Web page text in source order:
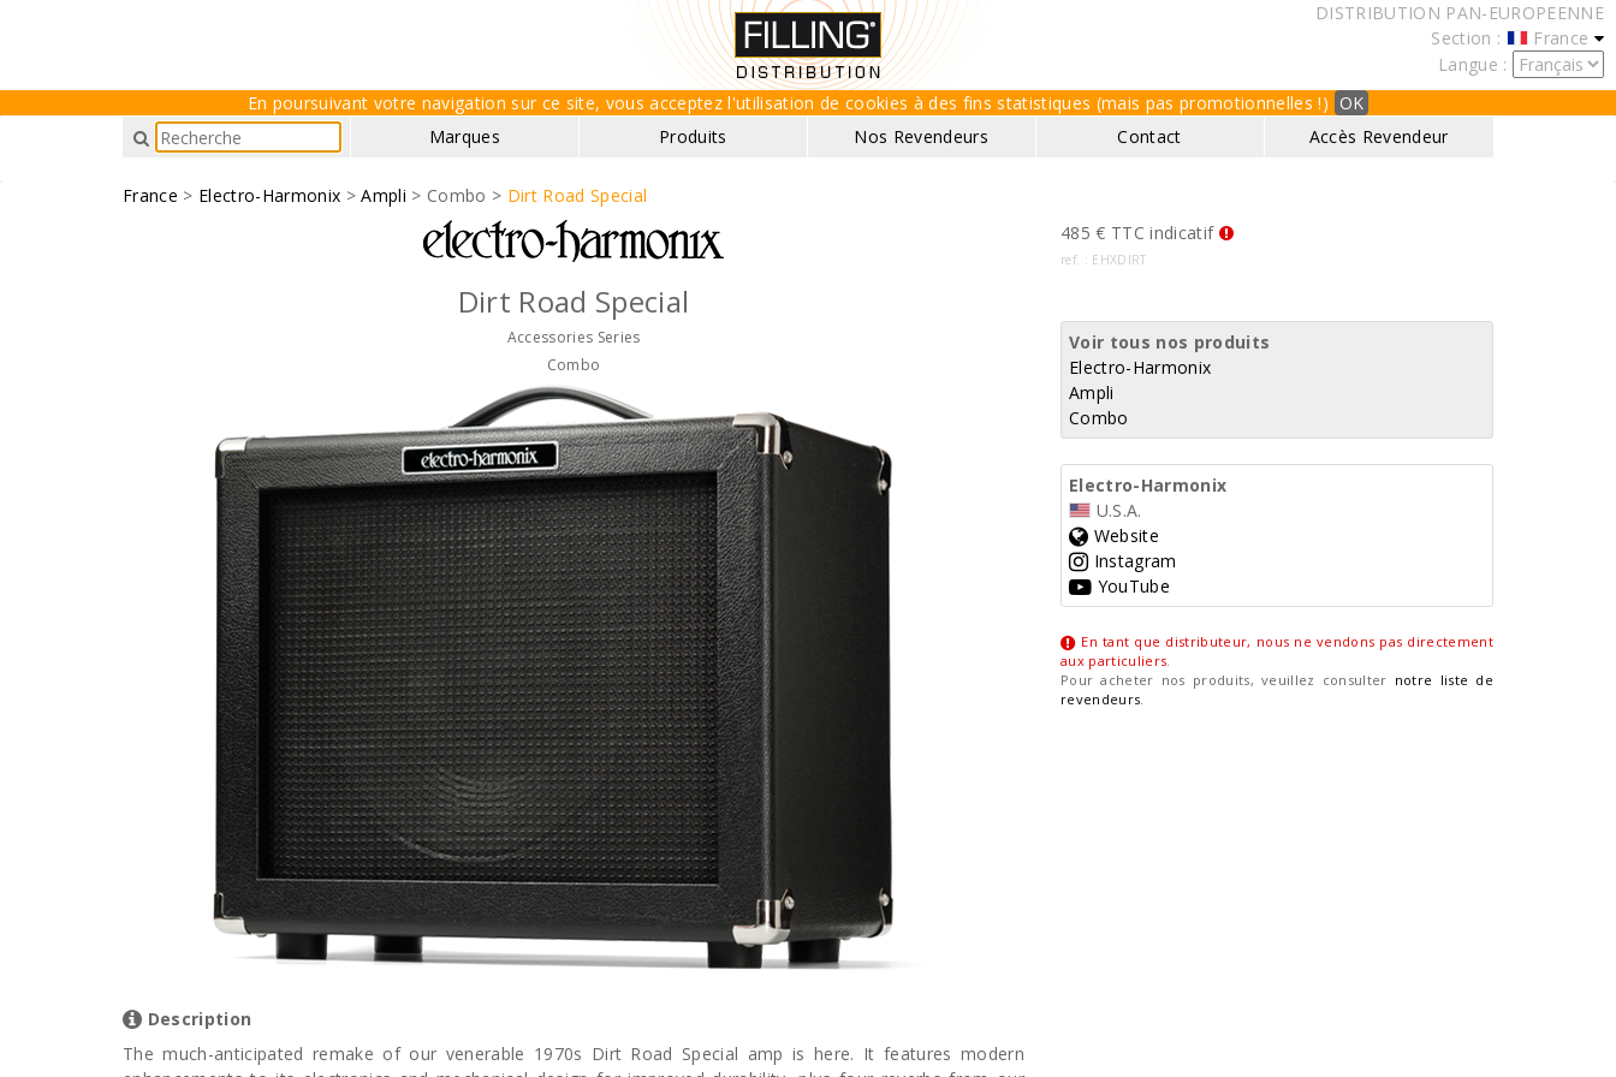
DISTRIBUTION PAN-EUROPEENNE
Section :
France
Langue :
En poursuivant votre navigation sur ce site, vous acceptez l'utilisation de cookies à des fins statistiques (mais pas promotionnelles !) OK
Marques
Produits Nos Revendeurs Contact Accès Revendeur
France > Electro-Harmonix >Ampli > Combo > Dirt Road Special
Dirt Road Special
Accessories Series
Combo
Description
The much-anticipated remake of our venerable 1970s Dirt Road Special amp is here. It features modern
485 € TTC indicatif
ref. : EHXDIRT
Voir tous nos produits
Electro-Harmonix
Ampli
Combo
Electro-Harmonix
U.S.A.
Website
Instagram
YouTube
En tant que distributeur, nous ne vendons pas directement
aux particuliers.
Pour acheter nos produits, veuillez consulter notre liste de
revendeurs.